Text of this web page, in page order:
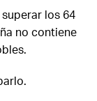
los 64
no contiene